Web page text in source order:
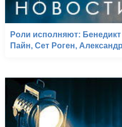
Роли исполняют:
Пайн, Сет Роген,